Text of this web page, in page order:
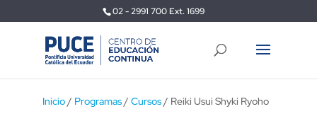
02 - 2991 700 Ext. 1699
Inicio/ Programas/ Cursos/ Reiki Usui Shyki Ryoho